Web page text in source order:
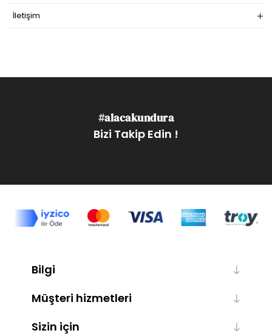
İletişim
#alacakundura
Bizi Takip Edin !
Bilgi
Müşteri hizmetleri
Sizin için